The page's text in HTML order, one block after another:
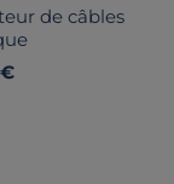
de câbles